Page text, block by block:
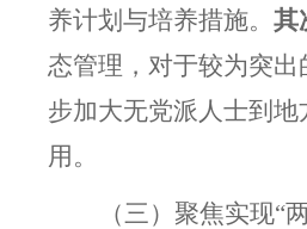
养计划与培养措施。 其
态管理，对于较为突
步加大无党派人士到
用。
（三）聚焦实现